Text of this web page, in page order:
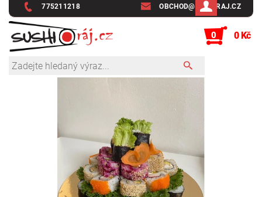
775211218 OBCHOD@SUSHIRAJ.CZ
0 0 Kč